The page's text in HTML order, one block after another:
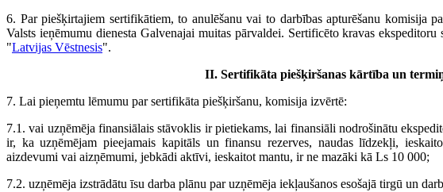
6. Par piešķirtajiem sertifikātiem, to anulēšanu vai to darbības apturēšanu komisija
Valsts ieņēmumu dienesta Galvenajai muitas pārvaldei. Sertificēto kravas
"Latvijas Vēstnesis".
II. Sertifikāta piešķiršanas kārtība un
7. Lai pieņemtu lēmumu par sertifikāta piešķiršanu, komisija izvērtē:
7.1. vai uzņēmēja finansiālais stāvoklis ir pietiekams, lai finansiāli nodrošinātu
ir, ka uzņēmējam pieejamais kapitāls un finansu rezerves, naudas līdzekļi,
aizdevumi vai aizņēmumi, jebkādi aktīvi, ieskaitot mantu, ir ne mazāki kā Ls 10 000;
7.2. uzņēmēja izstrādātu īsu darba plānu par uzņēmēja iekļaušanos esošajā tirgū un